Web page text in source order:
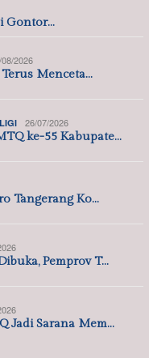
Gontor…
2026
Menceta…
26/07/2026
ke-55 Kabupate…
Tangerang Ko…
Pemprov T…
Jadi Sarana Mem…